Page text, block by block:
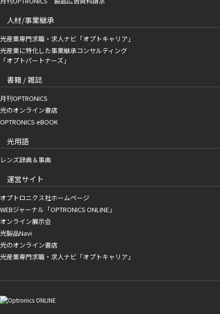
人材/事業継承
光産業専門求職・求人ナビ「オプトキャリア」
光産業に特化した事業継承コンサルティング
「オプトパートナーズ」
書籍 / 雑誌
月刊OPTRONICS
光のオンライン書店
OPTRONICS eBOOK
光用語
レンズ辞典＆事典
運営サイト
オプトロニクス社ホームページ
WEBジャーナル「OPTRONICS ONLINE」
オンライン展示会
光製品Navi
光のオンライン書店
光産業専門求職・求人ナビ「オプトキャリア」